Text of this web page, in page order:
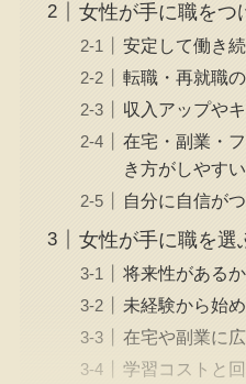
女性が手に職をつ
安定して働き
転職・再就職
収入アップや
在宅・副業・
き方がしやすい
自分に自信が
女性が手に職を選
将来性があるか
未経験から始
在宅や副業に
学習コストと